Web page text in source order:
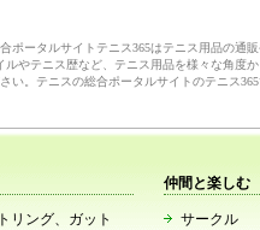
ポータルサイトテニス365はテニス用品の
やテニス歴など、テニス用品を様々な角
い。テニスの総合ポータルサイトのテニス
リング、ガット
仲間と楽しむ
サークル